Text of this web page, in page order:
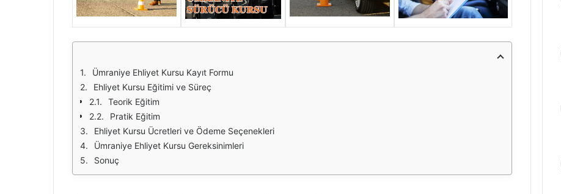
Ümraniye Ehliyet Kursu Kayıt Formu
Ehliyet Kursu Eğitimi ve Süreç
Teorik Eğitim
Pratik Eğitim
Ehliyet Kursu Ücretleri ve Ödeme Seçenekleri
Ümraniye Ehliyet Kursu Gereksinimleri
Sonuç